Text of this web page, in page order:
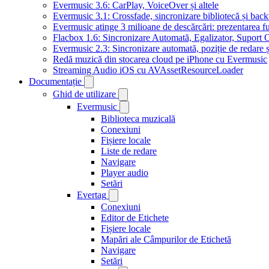
Evermusic 3.6: CarPlay, VoiceOver și altele
Evermusic 3.1: Crossfade, sincronizare bibliotecă și
Evermusic atinge 3 milioane de descărcări: prezentarea
Flacbox 1.6: Sincronizare Automată, Egalizator, Suport
Evermusic 2.3: Sincronizare automată, poziție de redare
Redă muzică din stocarea cloud pe iPhone cu Evermusic
Streaming Audio iOS cu AVAssetResourceLoader
Documentație
Ghid de utilizare
Evermusic
Biblioteca muzicală
Conexiuni
Fișiere locale
Liste de redare
Navigare
Player audio
Setări
Evertag
Conexiuni
Editor de Etichete
Fișiere locale
Mapări ale Câmpurilor de Etichetă
Navigare
Setări